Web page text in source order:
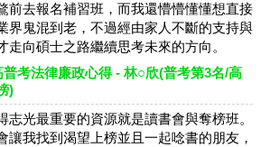
前去報名補習班，而我還懵懵懂懂想直接
界鬼混到老，不過經由家人不斷的支持與
走向碩士之路繼續思考未來的方向。
普考法律廉政心得 - 林○欣(普考第3名/高
)
志光最重要的資源就是讀書會與奪榜班。
讓我找到渴望上榜並且一起唸書的朋友，